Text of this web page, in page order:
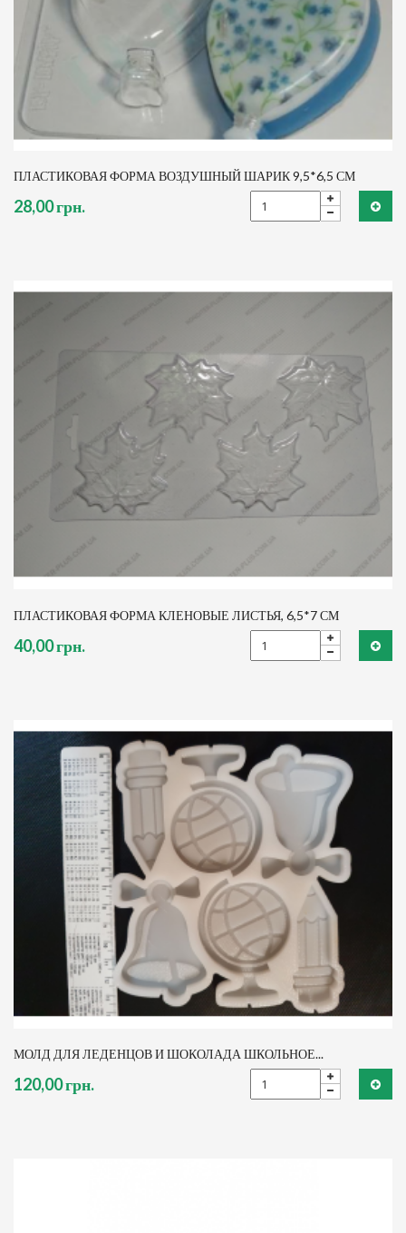
ПЛАСТИКОВАЯ ФОРМА ВОЗДУШНЫЙ ШАРИК 9,5*6,5 СМ
28,00 грн.
ПЛАСТИКОВАЯ ФОРМА КЛЕНОВЫЕ ЛИСТЬЯ, 6,5*7 СМ
40,00 грн.
МОЛД ДЛЯ ЛЕДЕНЦОВ И ШОКОЛАДА ШКОЛЬНОЕ...
120,00 грн.